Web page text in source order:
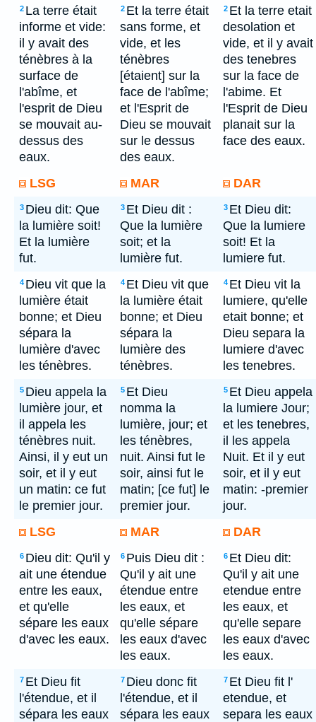
2 La terre était
informe et vide:
il y avait des
ténèbres à la
surface de
l'abîme, et
l'esprit de Dieu
se mouvait au-
dessus des
eaux.
2 Et la terre était
sans forme, et
vide, et les
ténèbres
[étaient] sur la
face de l'abîme;
et l'Esprit de
Dieu se mouvait
sur le dessus
des eaux.
2 Et la terre etait
desolation et
vide, et il y avait
des tenebres
sur la face de
l'abime. Et
l'Esprit de Dieu
planait sur la
face des eaux.
LSG MAR DAR
3 Dieu dit: Que
la lumière soit!
Et la lumière
fut.
3 Et Dieu dit :
Que la lumière
soit; et la
lumière fut.
3 Et Dieu dit:
Que la lumiere
soit! Et la
lumiere fut.
4 Dieu vit que la
lumière était
bonne; et Dieu
sépara la
lumière d'avec
les ténèbres.
4 Et Dieu vit que
la lumière était
bonne; et Dieu
sépara la
lumière des
ténèbres.
4 Et Dieu vit la
lumiere, qu'elle
etait bonne; et
Dieu separa la
lumiere d'avec
les tenebres.
5 Dieu appela la
lumière jour, et
il appela les
ténèbres nuit.
Ainsi, il y eut un
soir, et il y eut
un matin: ce fut
le premier jour.
5 Et Dieu
nomma la
lumière, jour; et
les ténèbres,
nuit. Ainsi fut le
soir, ainsi fut le
matin; [ce fut] le
premier jour.
5 Et Dieu appela
la lumiere Jour;
et les tenebres,
il les appela
Nuit. Et il y eut
soir, et il y eut
matin: -premier
jour.
LSG
MAR DAR
6 Dieu dit: Qu'il y
ait une étendue
entre les eaux,
et qu'elle
sépare les eaux
d'avec les eaux.
6 Puis Dieu dit :
Qu'il y ait une
étendue entre
les eaux, et
qu'elle sépare
les eaux d'avec
les eaux.
6 Et Dieu dit:
Qu'il y ait une
etendue entre
les eaux, et
qu'elle separe
les eaux d'avec
les eaux.
7 Et Dieu fit
l'étendue, et il
sépara les eaux
7 Dieu donc fit
l'étendue, et il
sépara les eaux
7 Et Dieu fit l'
etendue, et
separa les eaux